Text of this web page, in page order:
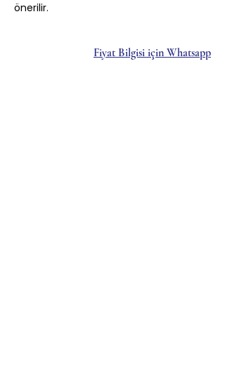
önerilir.
Fiyat Bilgisi için Whatsapp